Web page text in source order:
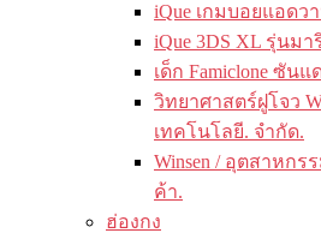
iQue เกมบอยแอดว
iQue 3DS XL รุ่นมา
เด็ก Famiclone ซันแ
วิทยาศาสตร์ฝูโจว
เทคโนโลยี. จำกัด.
Winsen / อุตสาหกร
ค้า.
ฮ่องกง